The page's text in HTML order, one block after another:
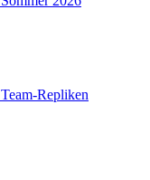
Team-Repliken